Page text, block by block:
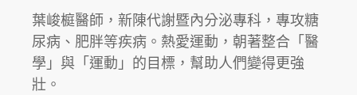
葉峻榳醫師，新陳代謝暨內分泌專科，專攻糖
尿病、肥胖等疾病。熱愛運動，朝著整合「醫
學」與「運動」的目標，幫助人們變得更強
壯。